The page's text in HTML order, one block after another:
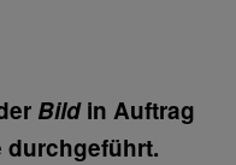
Bildin Auftrag
durchgeführt.